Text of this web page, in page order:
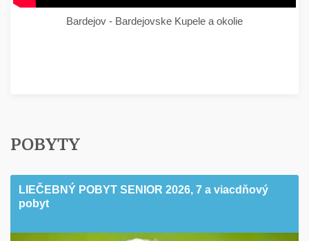
Bardejov - Bardejovske Kupele a okolie
POBYTY
LIEČEBNÝ POBYT SENIOR 2026, 7 a viacdňový
pobyt